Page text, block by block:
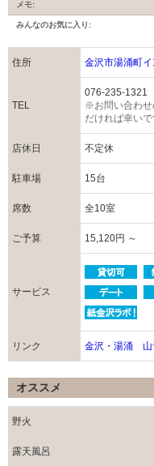
メモ:
みんなのお気に入り:
住所 金沢市湯涌町
TEL
076-235-1321
※お問い合わせ
だければ幸いで
店休日 不定休
駐車場 15台
席数 全10室
ご予算 15,120円 ～
サービス
リンク 金沢・湯涌
オススメ
野火
露天風呂